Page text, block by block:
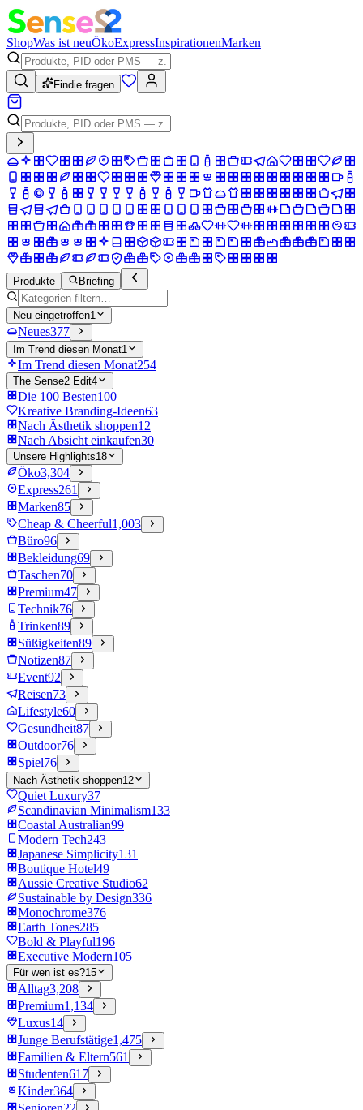
ShopWas ist neuÖkoExpressInspirationenMarken
Findie fragen
Produkte Briefing
Neu eingetroffen1
Neues377
Im Trend diesen Monat1
Im Trend diesen Monat254
The Sense2 Edit4
Die 100 Besten100
Kreative Branding-Ideen63
Nach Ästhetik shoppen12
Nach Absicht einkaufen30
Unsere Highlights18
Öko3,304
Express261
Marken85
Cheap & Cheerful1,003
Büro96
Bekleidung69
Taschen70
Premium47
Technik76
Trinken89
Süßigkeiten89
Notizen87
Event92
Reisen73
Lifestyle60
Gesundheit87
Outdoor76
Spiel76
Nach Ästhetik shoppen12
Quiet Luxury37
Scandinavian Minimalism133
Coastal Australian99
Modern Tech243
Japanese Simplicity131
Boutique Hotel49
Aussie Creative Studio62
Sustainable by Design336
Monochrome376
Earth Tones285
Bold & Playful196
Executive Modern105
Für wen ist es?15
Alltag3,208
Premium1,134
Luxus14
Junge Berufstätige1,475
Familien & Eltern561
Studenten617
Kinder364